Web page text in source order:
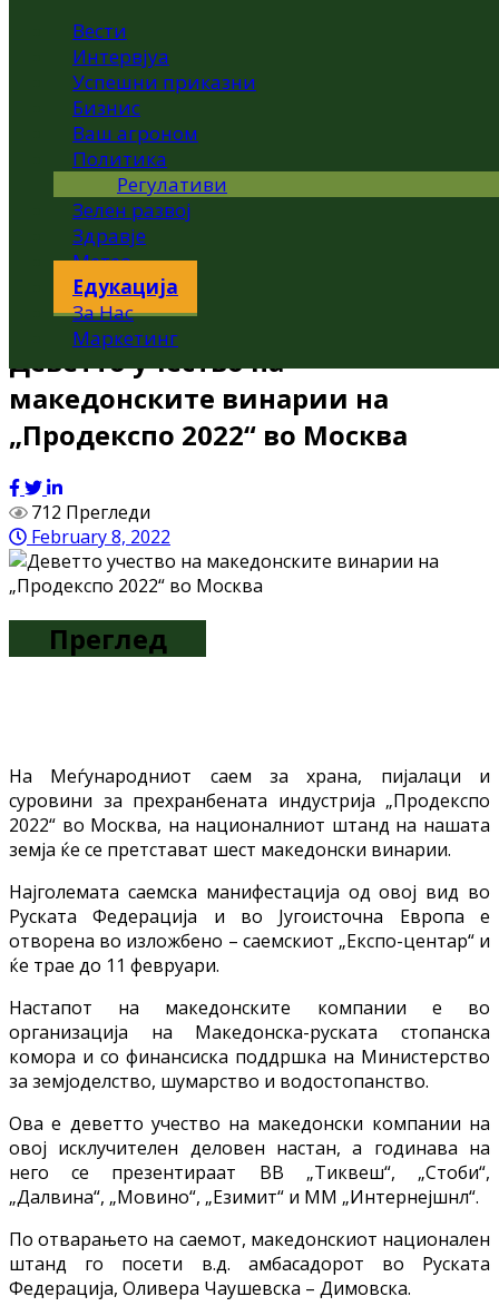
Вести
Интервјуа
Успешни приказни
Бизнис
Ваш агроном
Политика
Регулативи
Зелен развој
Здравје
Метео
Едукација
За Нас
Маркетинг
Деветто учество на
македонските винарии на
„Продекспо 2022“ во Москва
712 Прегледи
February 8, 2022
Преглед
На Меѓународниот саем за храна, пијалаци и
суровини за прехранбената индустрија „Продекспо
2022“ во Москва, на националниот штанд на нашата
земја ќе се претстават шест македонски винарии.
Најголемата саемска манифестација од овој вид во
Руската Федерација и во Југоисточна Европа e
отворена во изложбено – саемскиот „Експо-центар“ и
ќе трае до 11 февруари.
Настапот на македонските компании е во
организација на Македонска-руската стопанска
комора и со финансиска поддршка на Министерство
за земјоделство, шумарство и водостопанство.
Ова е деветто учество на македонски компании на
овој исклучителен деловен настан, а годинава на
него се презентираат ВВ „Тиквеш“, „Стоби“,
„Далвина“, „Мовино“, „Езимит“ и ММ „Интернејшнл“.
По отварањето на саемот, македонскиот национален
штанд го посети в.д. амбасадорот во Руската
Федерација, Оливера Чаушевска – Димовска.